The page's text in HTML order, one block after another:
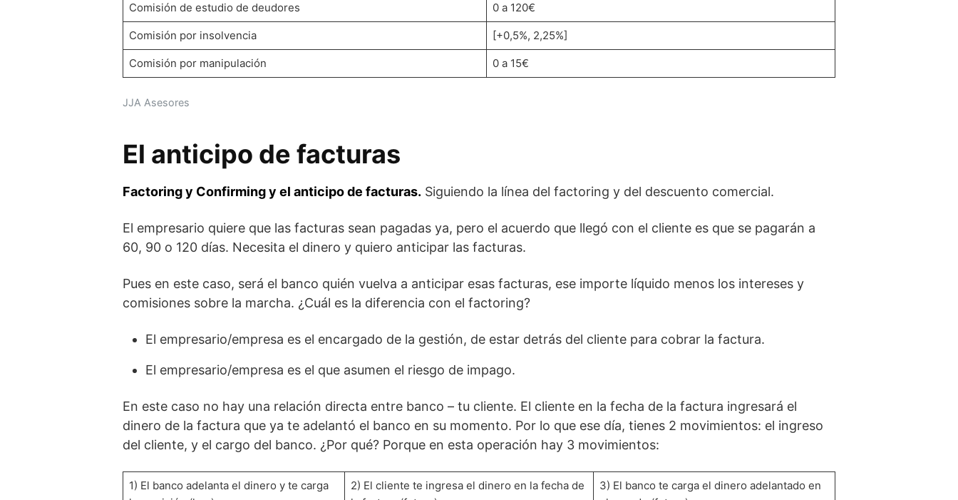
Comisión de estudio de deudores 0 a 120€
Comisión por insolvencia [+0,5%, 2,25%]
Comisión por manipulación 0 a 15€
JJA Asesores
El anticipo de facturas
Factoring y Confirming y el anticipo de facturas. Siguiendo la línea del factoring y del descuento comercial.
El empresario quiere que las facturas sean pagadas ya, pero el acuerdo que llegó con el cliente es que se pagarán a
60, 90 o 120 días. Necesita el dinero y quiero anticipar las facturas.
Pues en este caso, será el banco quién vuelva a anticipar esas facturas, ese importe líquido menos los intereses y
comisiones sobre la marcha. ¿Cuál es la diferencia con el factoring?
El empresario/empresa es el encargado de la gestión, de estar detrás del cliente para cobrar la factura.
El empresario/empresa es el que asumen el riesgo de impago.
En este caso no hay una relación directa entre banco – tu cliente. El cliente en la fecha de la factura ingresará el
dinero de la factura que ya te adelantó el banco en su momento. Por lo que ese día, tienes 2 movimientos: el ingreso
del cliente, y el cargo del banco. ¿Por qué? Porque en esta operación hay 3 movimientos:
1) El banco adelanta el dinero y te carga
2) El cliente te ingresa el dinero en la fecha de
3) El banco te carga el dinero adelantado en